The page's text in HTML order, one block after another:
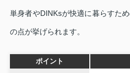
単身者やDINKsが快適に暮らすた
の点が挙げられます。
ポイント